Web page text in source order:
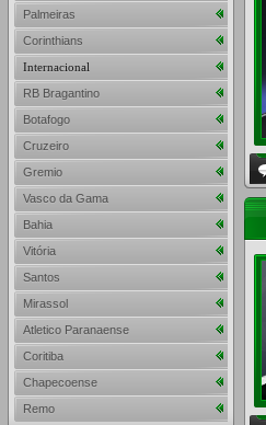
Palmeiras
Corinthians
Internacional
RB Bragantino
Botafogo
Cruzeiro
Gremio
Vasco da Gama
Bahia
Vitória
Santos
Mirassol
Atletico Paranaense
Coritiba
Chapecoense
Remo